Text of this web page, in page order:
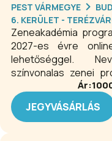
PEST VÁRMEGYE
6. KERÜLET -
Zeneakadémia
2027-es évre
lehetőséggel.
színvonalas zenei
az érdeklődőket
50 legjobb
egyeteme között
legendás
Ár:
JEGYVÁSÁRLÁS